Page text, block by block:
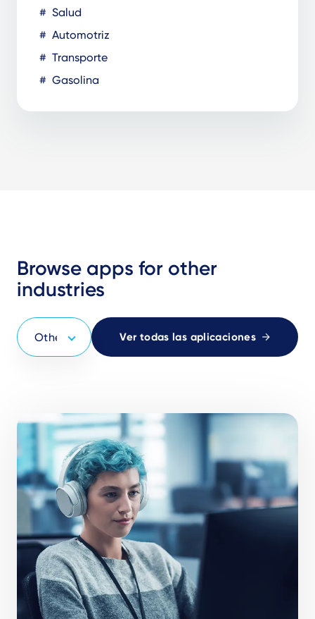
Salud
Automotriz
Transporte
Gasolina
Browse apps for other
industries
Ver todas las aplicaciones